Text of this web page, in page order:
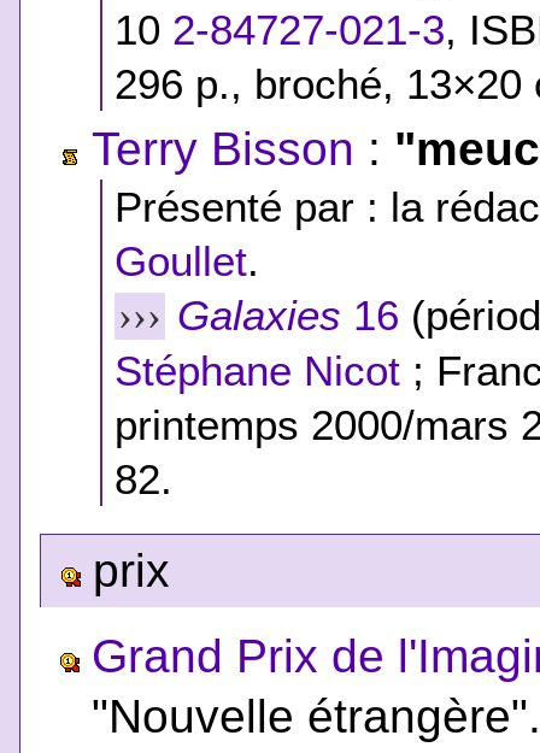
10 2-84727-021-3,
296 p., broché, 13×20
Terry Bisson :
Présenté par : la
Goullet.
››› Galaxies 16
Stéphane Nicot ;
printemps 2000/mars
82.
prix
Grand Prix de
"Nouvelle